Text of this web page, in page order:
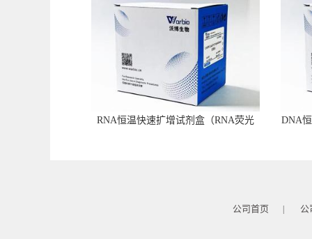
RNA恒温快速扩增试剂盒（RNA荧光
DNA
公司首页 公